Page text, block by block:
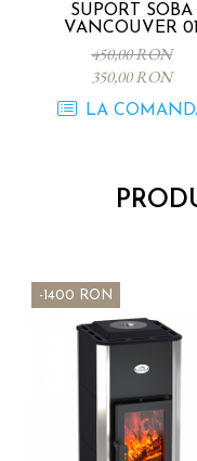
SUPORT SOBA
VANCOUVER 01
450,00 RON
350,00 RON
LA
-1400 RON